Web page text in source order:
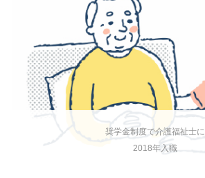
奨学金制度で介護福祉士に
2018年入職